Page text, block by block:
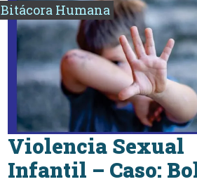
Bitácora Humana
Violencia Sexual
Infantil – Caso: